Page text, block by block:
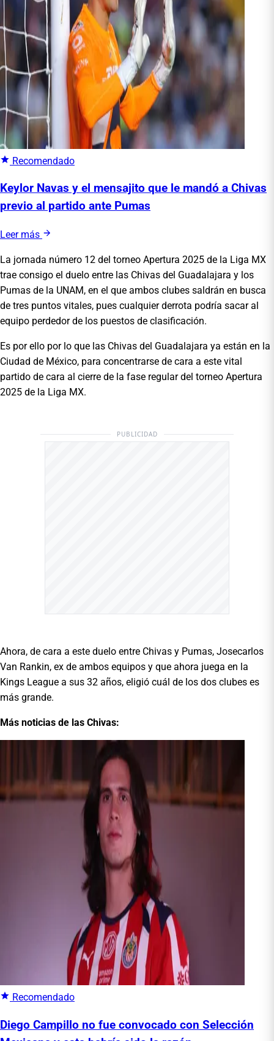
Recomendado
Keylor Navas y el mensajito que le mandó a Chivas
previo al partido ante Pumas
Leer más
La jornada número 12 del torneo Apertura 2025 de la Liga MX
trae consigo el duelo entre las Chivas del Guadalajara y los
Pumas de la UNAM, en el que ambos clubes saldrán en busca
de tres puntos vitales, pues cualquier derrota podría sacar al
equipo perdedor de los puestos de clasificación.
Es por ello por lo que las Chivas del Guadalajara ya están en la
Ciudad de México, para concentrarse de cara a este vital
partido de cara al cierre de la fase regular del torneo Apertura
2025 de la Liga MX.
PUBLICIDAD
Ahora, de cara a este duelo entre Chivas y Pumas, Josecarlos
Van Rankin, ex de ambos equipos y que ahora juega en la
Kings League a sus 32 años, eligió cuál de los dos clubes es
más grande.
Más noticias de las Chivas:
Recomendado
Diego Campillo no fue convocado con Selección